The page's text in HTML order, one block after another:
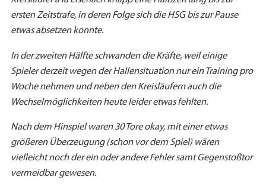
ersten Zeitstrafe, in deren Folge sich die HSG bis zur Pause
etwas absetzen konnte.
In der zweiten Hälfte schwanden die Kräfte, weil einige
Spieler derzeit wegen der Hallensituation nur ein Training pro
Woche nehmen und neben den Kreisläufern auch die
Wechselmöglichkeiten heute leider etwas fehlten.
Nach dem Hinspiel waren 30 Tore okay, mit einer etwas
größeren Überzeugung (schon vor dem Spiel) wären
vielleicht noch der ein oder andere Fehler samt Gegenstoßtor
vermeidbar gewesen.